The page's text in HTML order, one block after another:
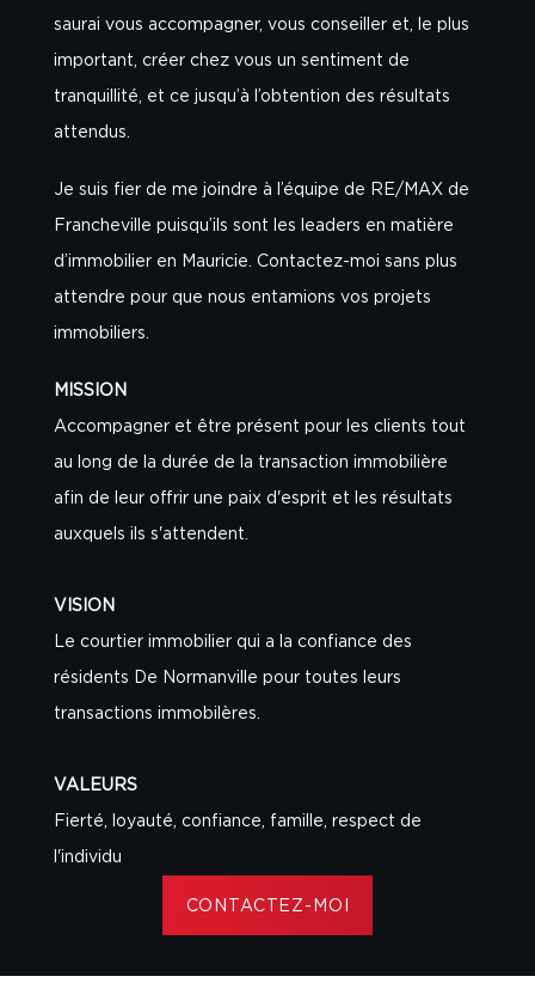
saurai vous accompagner, vous conseiller et, le plus
important, créer chez vous un sentiment de
tranquillité, et ce jusqu’à l’obtention des résultats
attendus.
Je suis fier de me joindre à l’équipe de RE/MAX de
Francheville puisqu’ils sont les leaders en matière
d’immobilier en Mauricie. Contactez-moi sans plus
attendre pour que nous entamions vos projets
immobiliers.
MISSION
Accompagner et être présent pour les clients tout
au long de la durée de la transaction immobilière
afin de leur offrir une paix d'esprit et les résultats
auxquels ils s'attendent.
VISION
Le courtier immobilier qui a la confiance des
résidents De Normanville pour toutes leurs
transactions immobilères.
VALEURS
Fierté, loyauté, confiance, famille, respect de
l'individu
CONTACTEZ-MOI